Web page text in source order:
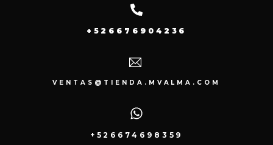
+526676904236
VENTAS@TIENDA.MVALMA.COM
+526674698359